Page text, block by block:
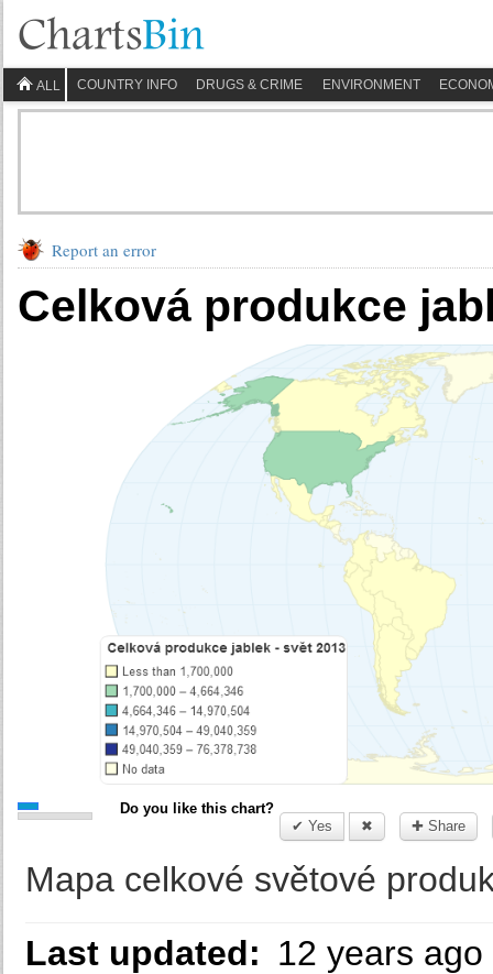
ALL COUNTRY INFO DRUGS & CRIME ENVIRONMENT
Report an error
Celková produkce
Do you like this chart?
✔ Yes
✖ ✚ Share
Mapa celkové světové
Last updated: 12 years ago